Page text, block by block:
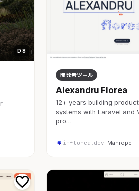
D 8
開発者ツール
Alexandru Florea
12+ years building
systems with Laravel and
pro…
imflorea.dev· Manrope